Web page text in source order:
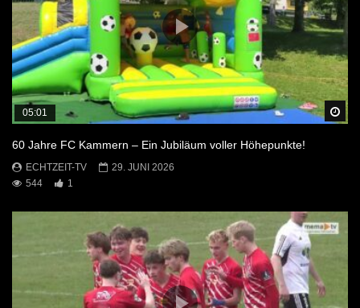
05:01
60 Jahre FC Kammern – Ein Jubiläum voller Höhepunkte!
ECHTZEIT-TV
29. JUNI 2026
544
1